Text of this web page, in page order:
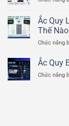
Ắc Quy
Thế
Chức năng
Ắc Quy
Chức năng